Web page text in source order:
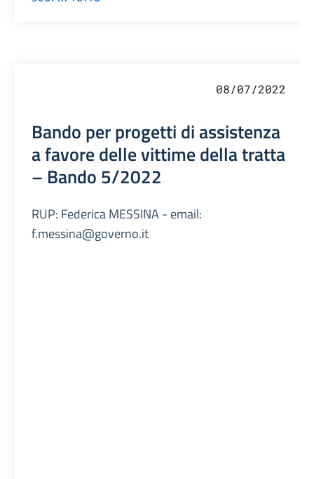
08/07/2022
Bando per progetti di assistenza
a favore delle vittime della tratta
– Bando 5/2022
RUP: Federica MESSINA - email:
f.messina@governo.it